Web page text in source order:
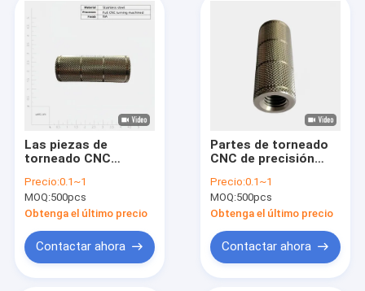
Las piezas de
torneado CNC
perfectamente con
los requisitos de sus
clientes en BS
Standard
Precio:0.1~1
MOQ:500pcs
Obtenga el último precio
Contactar ahora
Partes de torneado
CNC de precisión
Partes de
mecanizado CNC y
manijas y perillas
torcidas
Precio:0.1~1
MOQ:500pcs
Obtenga el último precio
Contactar ahora